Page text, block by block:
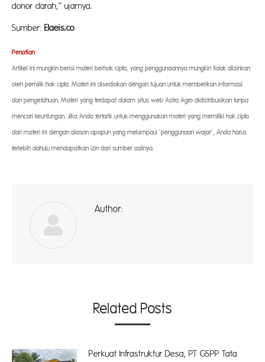
donor darah,” ujarnya.
Sumber: Elaeis.co
Penafian
Artikel ini mungkin berisi materi berhak cipta, yang penggunaannya mungkin tidak diizinkan
oleh pemilik hak cipta. Materi ini disediakan dengan tujuan untuk memberikan informasi
dan pengetahuan. Materi yang terdapat dalam situs web Astra Agro didistribusikan tanpa
mencari keuntungan. Jika Anda tertarik untuk menggunakan materi yang memiliki hak cipta
dari materi ini dengan alasan apapun yang melampaui ‘penggunaan wajar’, Anda harus
terlebih dahulu mendapatkan izin dari sumber aslinya.
Author:
Related Posts
Perkuat Infrastruktur Desa, PT GSPP Tata